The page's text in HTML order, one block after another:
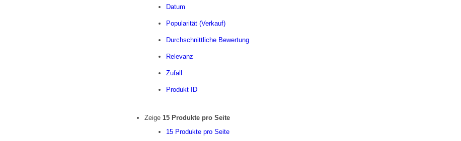
Datum
Popularität (Verkauf)
Durchschnittliche Bewertung
Relevanz
Zufall
Produkt ID
Zeige 15 Produkte pro Seite
15 Produkte pro Seite